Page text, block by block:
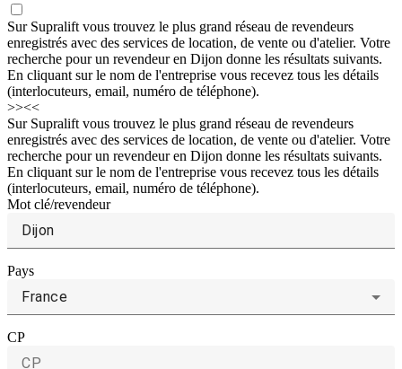
Sur Supralift vous trouvez le plus grand réseau de revendeurs
enregistrés avec des services de location, de vente ou d'atelier. Votre
recherche pour un revendeur en Dijon donne les résultats suivants.
En cliquant sur le nom de l'entreprise vous recevez tous les détails
(interlocuteurs, email, numéro de téléphone).
>><<
Sur Supralift vous trouvez le plus grand réseau de revendeurs
enregistrés avec des services de location, de vente ou d'atelier. Votre
recherche pour un revendeur en Dijon donne les résultats suivants.
En cliquant sur le nom de l'entreprise vous recevez tous les détails
(interlocuteurs, email, numéro de téléphone).
Mot clé/revendeur
Pays
France
CP